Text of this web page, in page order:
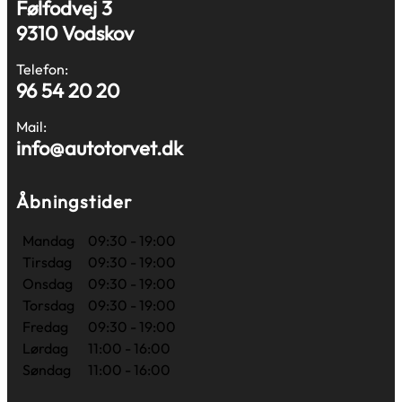
Følfodvej 3
9310 Vodskov
Telefon:
96 54 20 20
Mail:
info@autotorvet.dk
Åbningstider
Mandag
09:30 - 19:00
Tirsdag
09:30 - 19:00
Onsdag
09:30 - 19:00
Torsdag
09:30 - 19:00
Fredag
09:30 - 19:00
Lørdag
11:00 - 16:00
Søndag
11:00 - 16:00